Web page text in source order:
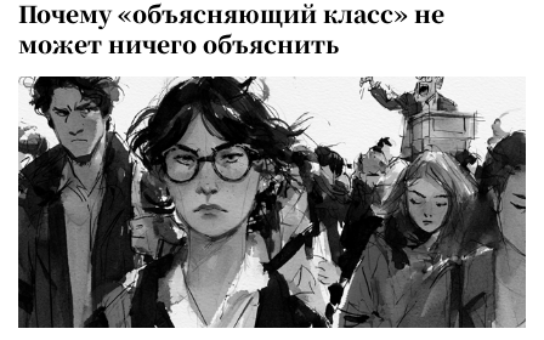
Почему «объясняющий класс» не
может ничего объяснить